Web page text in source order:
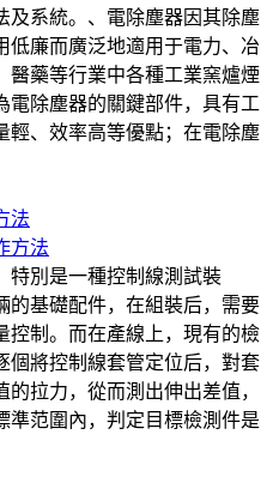
及系統。、電除塵器因其除塵
低廉而廣泛地適用于電力、冶
醫藥等行業中各種工業窯爐煙
電除塵器的關鍵部件，具有工
輕、效率高等優點；在電除塵
法
特別是一種控制線測試裝
的基礎配件，在組裝后，需要
控制。而在產線上，現有的檢
個將控制線套管定位后，對套
拉力，從而測出伸出差值，
準范圍內，判定目標檢測件是